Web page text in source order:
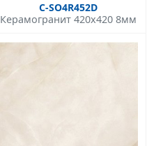
C-SO4R452D
Керамогранит 420x420 8мм